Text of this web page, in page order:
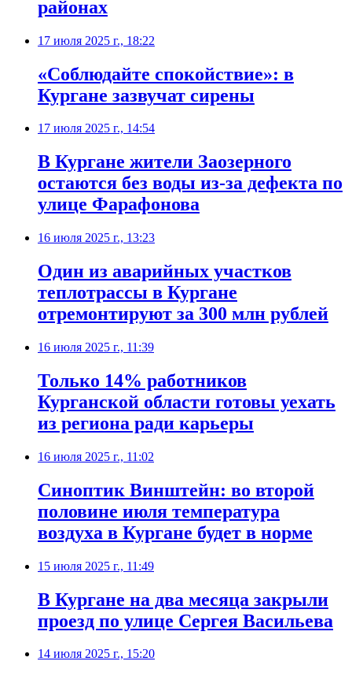
районах
17 июля 2025 г., 18:22
«Соблюдайте спокойствие»: в
Кургане зазвучат сирены
17 июля 2025 г., 14:54
В Кургане жители Заозерного
остаются без воды из-за дефекта по
улице Фарафонова
16 июля 2025 г., 13:23
Один из аварийных участков
теплотрассы в Кургане
отремонтируют за 300 млн рублей
16 июля 2025 г., 11:39
Только 14% работников
Курганской области готовы уехать
из региона ради карьеры
16 июля 2025 г., 11:02
Синоптик Винштейн: во второй
половине июля температура
воздуха в Кургане будет в норме
15 июля 2025 г., 11:49
В Кургане на два месяца закрыли
проезд по улице Сергея Васильева
14 июля 2025 г., 15:20